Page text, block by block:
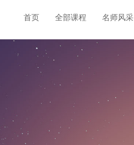
首页 全部课程 名师风采